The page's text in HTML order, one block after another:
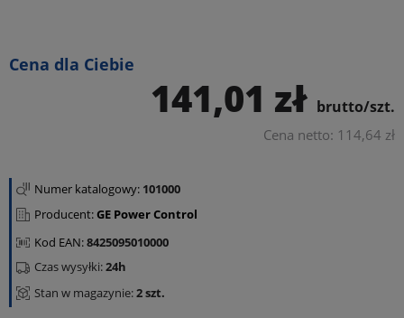
Cena dla Ciebie
141,01 zł brutto/szt.
Cena netto: 114,64 zł
Numer katalogowy: 101000
Producent:GE Power Control
Kod EAN:8425095010000
Stan w magazynie:2 szt.
Czas wysyłki:24h